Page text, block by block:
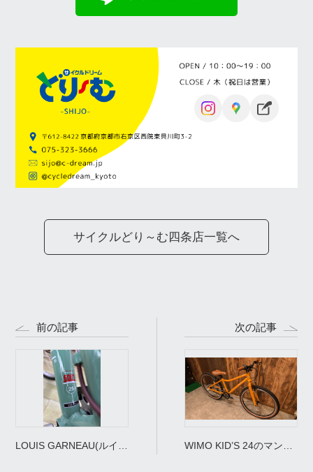
サイクルどり～む四条店一覧へ
前の記事
LOUIS GARNEAU(ルイガ
次の記事
WIMO KID’S 24のマンゴ